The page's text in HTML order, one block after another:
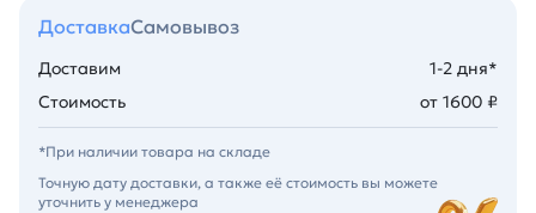
ДоставкаСамовывоз
Доставим
1-2 дня*
Стоимость
от 1600 ₽
*При наличии товара на складе
Точную дату доставки, а также её стоимость вы можете
уточнить у менеджера